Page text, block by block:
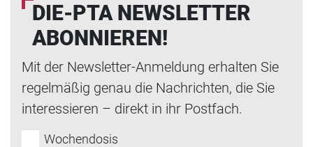
DIE-PTA NEWSLETTER
ABONNIEREN!
Mit der Newsletter-Anmeldung erhalten Sie
regelmäßig genau die Nachrichten, die Sie
interessieren – direkt in ihr Postfach.
Wochendosis